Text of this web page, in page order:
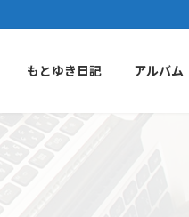
もとゆき日記 アルバム